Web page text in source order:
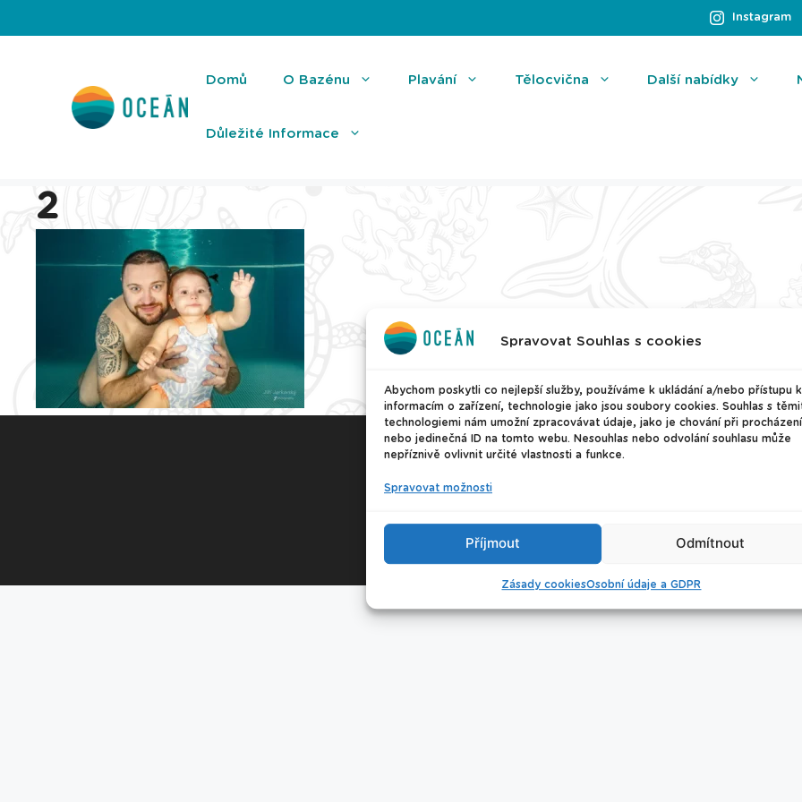
Spravovat Souhlas s cookies
Abychom poskytli co nejlepší služby, používáme k ukládání a/nebo přístupu k
informacím o zařízení, technologie jako jsou soubory cookies. Souhlas s
technologiemi nám umožní zpracovávat údaje, jako je chování při procházení
nebo jedinečná ID na tomto webu. Nesouhlas nebo odvolání souhlasu může
nepříznivě ovlivnit určité vlastnosti a funkce.
Spravovat možnosti
Příjmout Odmítnout
Zásady cookiesOsobní údaje a GDPR
na
Instagram
Domů O Bazénu Plavání Tělocvična Další nabídky
Důležité Informace
2
© 2026 Plavecké centrum Oceán
Úklid bazénu